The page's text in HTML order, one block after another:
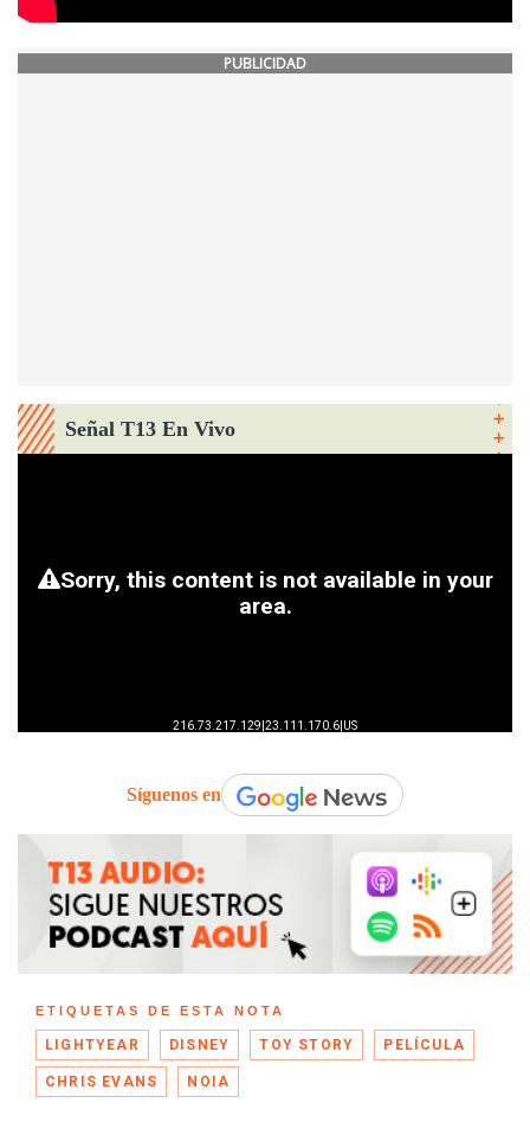
PUBLICIDAD
Señal T13 En Vivo
Síguenos en
ETIQUETAS DE ESTA NOTA
LIGHTYEAR DISNEY TOY STORY PELÍCULA
CHRIS EVANS NOIA